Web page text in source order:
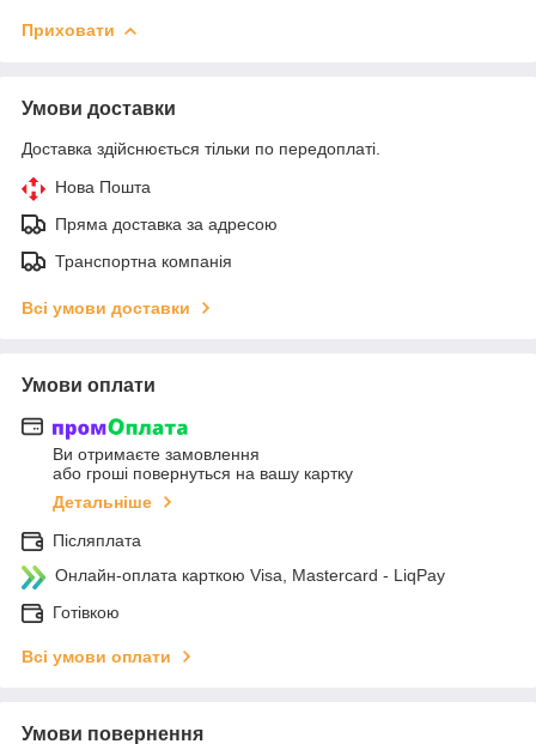
Приховати
Умови доставки
Доставка здійснюється тільки по передоплаті.
Нова Пошта
Пряма доставка за адресою
Транспортна компанія
Всі умови доставки
Умови оплати
Ви отримаєте замовлення
або гроші повернуться на вашу картку
Детальніше
Післяплата
Онлайн-оплата карткою Visa, Mastercard - LiqPay
Готівкою
Всі умови оплати
Умови повернення